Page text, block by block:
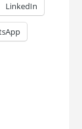
LinkedIn